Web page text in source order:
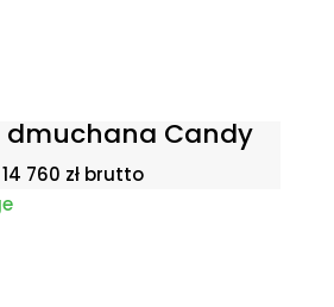
dmuchana Candy
14 760 złbrutto